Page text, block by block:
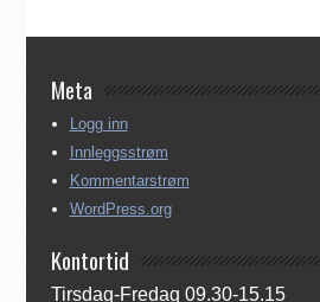
Meta
Logg inn
Innleggsstrøm
Kommentarstrøm
WordPress.org
Kontortid
Tirsdag-Fredag 09.30-15.15